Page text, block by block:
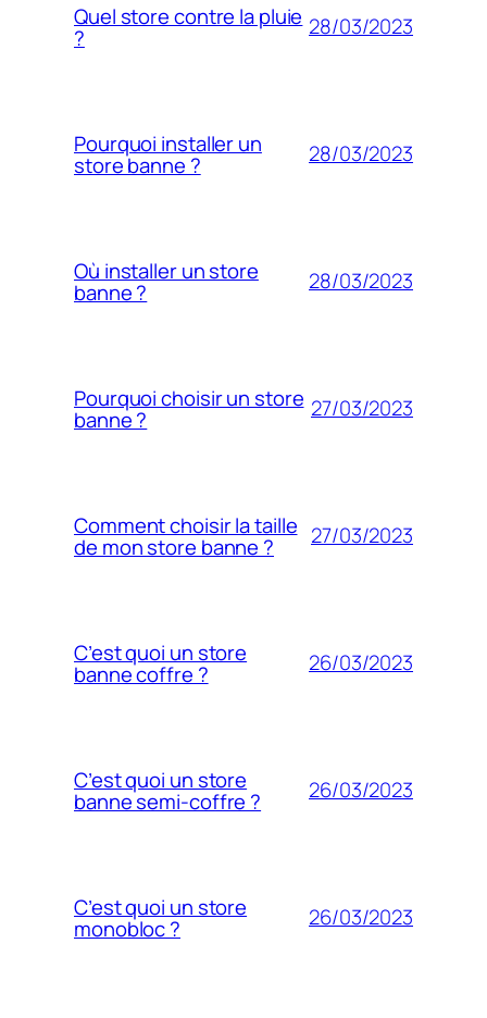
Quel store contre la pluie
? 28/03/2023
Pourquoi installer un
store banne ? 28/03/2023
Où installer un store
banne ? 28/03/2023
Pourquoi choisir un store
banne ? 27/03/2023
Comment choisir la taille
de mon store banne ? 27/03/2023
C’est quoi un store
banne coffre ? 26/03/2023
C’est quoi un store
banne semi-coffre ? 26/03/2023
C’est quoi un store
monobloc ? 26/03/2023